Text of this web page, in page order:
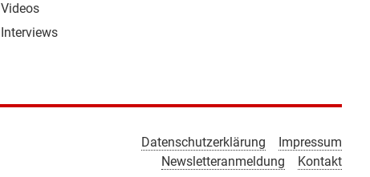
Videos
Interviews
Datenschutzerklärung
Impressum
Newsletteranmeldung
Kontakt